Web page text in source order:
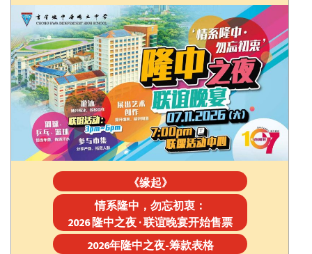
《缘起》
情系隆中，勿忘初衷：
2026 隆中之夜 · 联谊晚宴开始售票
2026年隆中之夜-筹款表格